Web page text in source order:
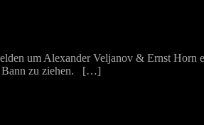
um Alexander Veljanov & Ernst Horn
Bann zu ziehen. […]